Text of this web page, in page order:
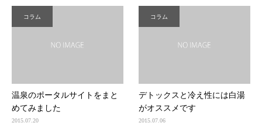
コラム
温泉のポータルサイトをまと
めてみました
2015.07.20
コラム
デトックスと冷え性には白湯
がオススメです
2015.07.06